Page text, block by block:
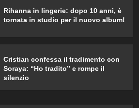
Rihanna in lingerie: dopo 10 anni, è
tornata in studio per il nuovo album!
Cristian confessa il tradimento con
Soraya: “Ho tradito” e rompe il
silenzio